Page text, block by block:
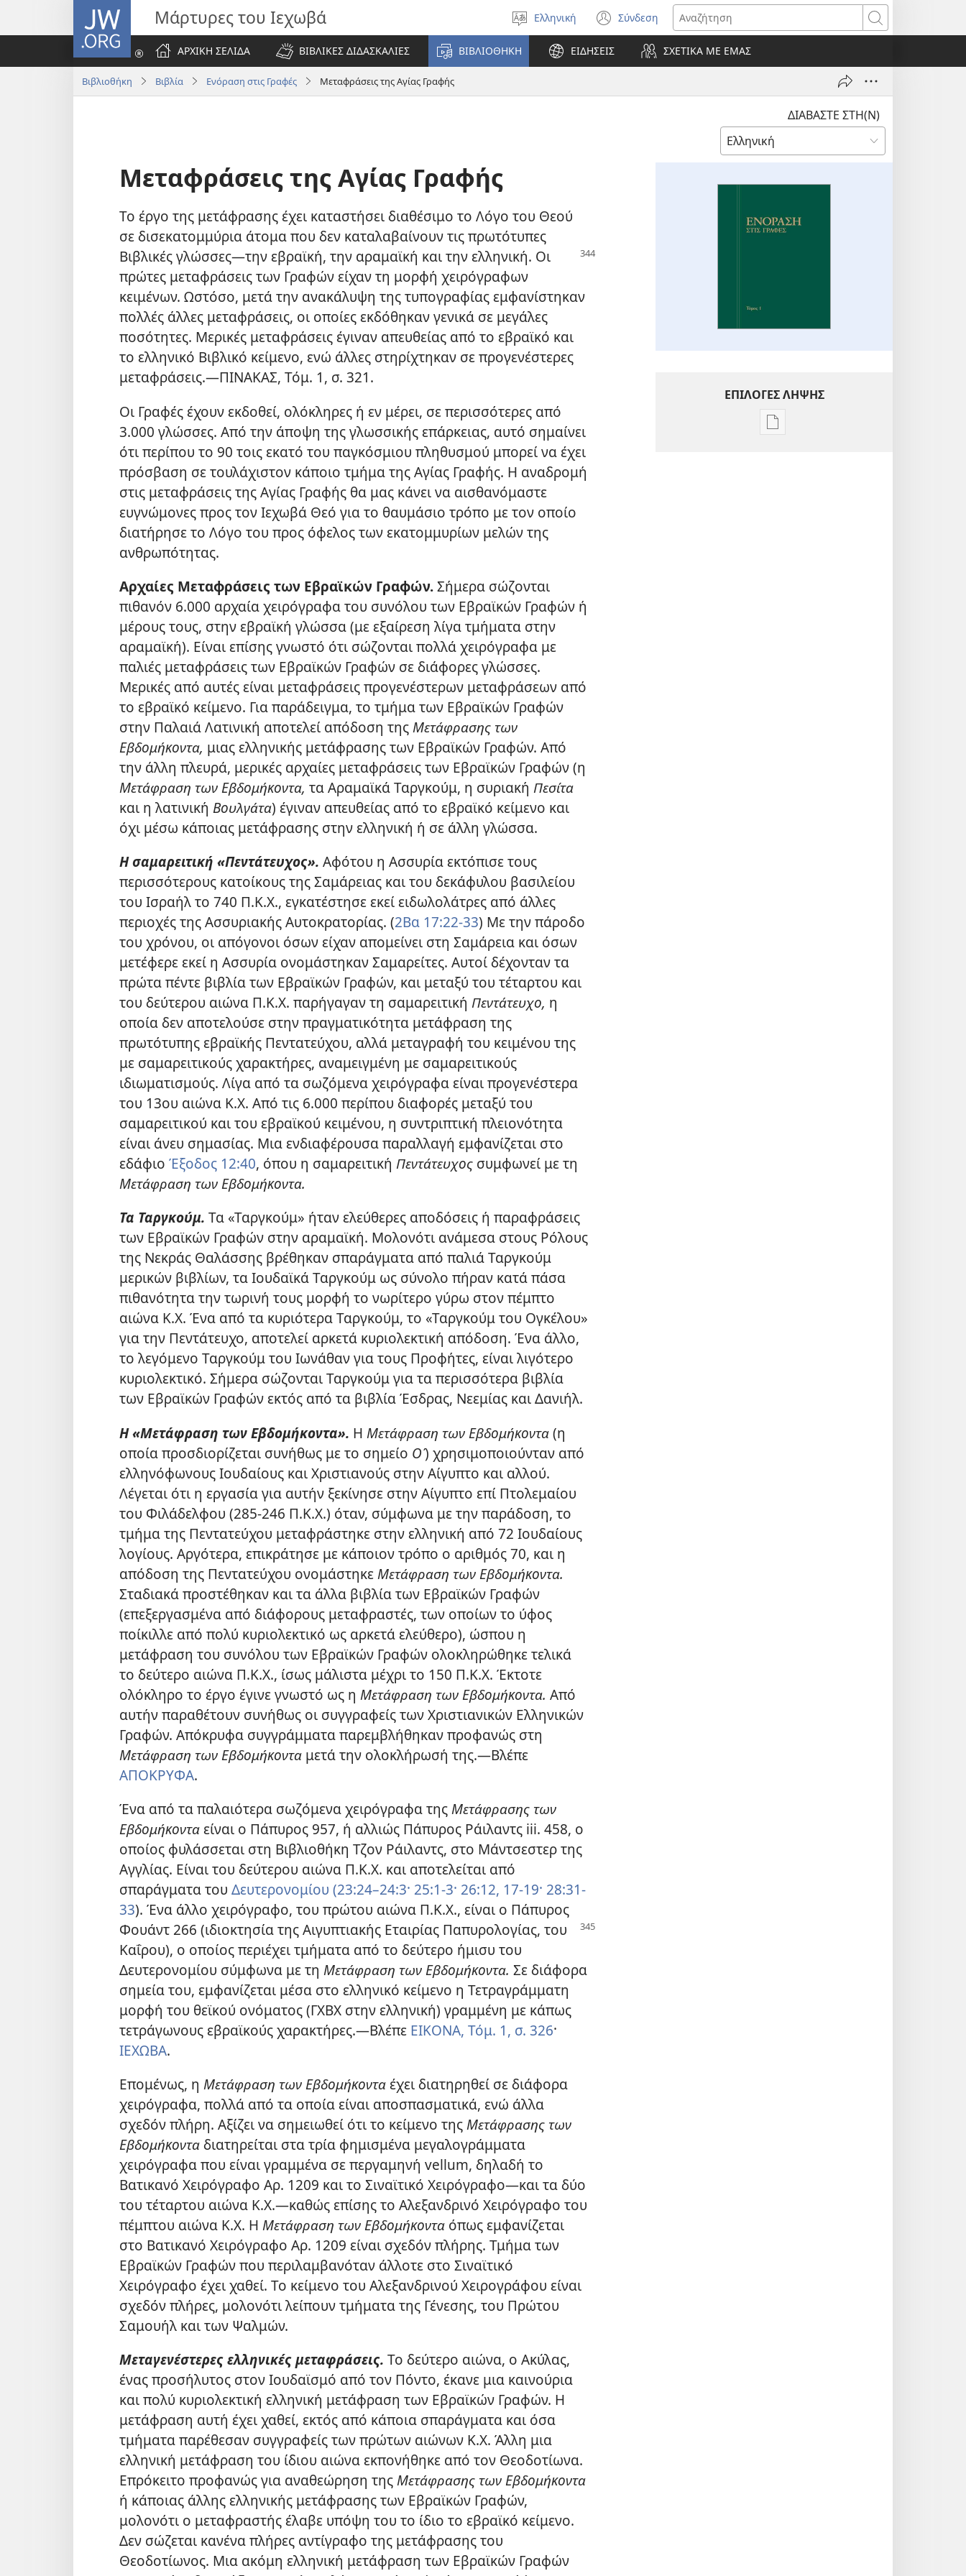
JW.ORG Μάρτυρες του Ιεχωβά
Επιλέξτε
γλώσσα
Ελληνική Σύνδεση
(ανοίγει
νέο
παράθυρο)
Αναζήτηση
ΑΡΧΙΚΗ ΣΕΛΙΔΑ
ΒΙΒΛΙΚΕΣ ΔΙΔΑΣΚΑΛΙΕΣ ΒΙΒΛΙΟΘΗΚΗ ΕΙΔΗΣΕΙΣ ΣΧΕΤΙΚΑ ΜΕ ΕΜΑΣ
Βιβλιοθήκη Βιβλία Ενόραση στις Γραφές Μεταφράσεις της Αγίας Γραφής
ΔΙΑΒΑΣΤΕ ΣΤΗ(Ν)
Μεταφράσεις της Αγίας Γραφής
Το έργο της μετάφρασης έχει καταστήσει διαθέσιμο το Λόγο του Θεού
σε δισεκατομμύρια άτομα που δεν καταλαβαίνουν τις πρωτότυπες
Βιβλικές γλώσσες—την εβραϊκή, την αραμαϊκή και την ελληνική. Οι
πρώτες μεταφράσεις των Γραφών είχαν τη μορφή χειρόγραφων
κειμένων. Ωστόσο, μετά την ανακάλυψη της τυπογραφίας εμφανίστηκαν
πολλές άλλες μεταφράσεις, οι οποίες εκδόθηκαν γενικά σε μεγάλες
ποσότητες. Μερικές μεταφράσεις έγιναν απευθείας από το εβραϊκό και
το ελληνικό Βιβλικό κείμενο, ενώ άλλες στηρίχτηκαν σε προγενέστερες
μεταφράσεις.—ΠΙΝΑΚΑΣ, Τόμ. 1, σ. 321.
Οι Γραφές έχουν εκδοθεί, ολόκληρες ή εν μέρει, σε περισσότερες από
3.000 γλώσσες. Από την άποψη της γλωσσικής επάρκειας, αυτό σημαίνει
ότι περίπου το 90 τοις εκατό του παγκόσμιου πληθυσμού μπορεί να έχει
πρόσβαση σε τουλάχιστον κάποιο τμήμα της Αγίας Γραφής. Η αναδρομή
στις μεταφράσεις της Αγίας Γραφής θα μας κάνει να αισθανόμαστε
ευγνώμονες προς τον Ιεχωβά Θεό για το θαυμάσιο τρόπο με τον οποίο
διατήρησε το Λόγο του προς όφελος των εκατομμυρίων μελών της
ανθρωπότητας.
Αρχαίες Μεταφράσεις των Εβραϊκών Γραφών.Σήμερα σώζονται
πιθανόν 6.000 αρχαία χειρόγραφα του συνόλου των Εβραϊκών Γραφών ή
μέρους τους, στην εβραϊκή γλώσσα (με εξαίρεση λίγα τμήματα στην
αραμαϊκή). Είναι επίσης γνωστό ότι σώζονται πολλά χειρόγραφα με
παλιές μεταφράσεις των Εβραϊκών Γραφών σε διάφορες γλώσσες.
Μερικές από αυτές είναι μεταφράσεις προγενέστερων μεταφράσεων από
το εβραϊκό κείμενο. Για παράδειγμα, το τμήμα των Εβραϊκών Γραφών
στην Παλαιά Λατινική αποτελεί απόδοση τηςΜετάφρασης των
Εβδομήκοντα, μιας ελληνικής μετάφρασης των Εβραϊκών Γραφών. Από
την άλλη πλευρά, μερικές αρχαίες μεταφράσεις των Εβραϊκών Γραφών (η
Μετάφραση των Εβδομήκοντα, τα Αραμαϊκά Ταργκούμ, η συριακή Πεσίτα
και η λατινική Βουλγάτα) έγιναν απευθείας από το εβραϊκό κείμενο και
όχι μέσω κάποιας μετάφρασης στην ελληνική ή σε άλλη γλώσσα.
Η σαμαρειτική «Πεντάτευχος». Αφότου η Ασσυρία εκτόπισε τους
περισσότερους κατοίκους της Σαμάρειας και του δεκάφυλου βασιλείου
του Ισραήλ το 740 Π.Κ.Χ., εγκατέστησε εκεί ειδωλολάτρες από άλλες
περιοχές της Ασσυριακής Αυτοκρατορίας. (2Βα 17:22-33) Με την πάροδο
του χρόνου, οι απόγονοι όσων είχαν απομείνει στη Σαμάρεια και όσων
μετέφερε εκεί η Ασσυρία ονομάστηκαν Σαμαρείτες. Αυτοί δέχονταν τα
πρώτα πέντε βιβλία των Εβραϊκών Γραφών, και μεταξύ του τέταρτου και
του δεύτερου αιώνα Π.Κ.Χ. παρήγαγαν τη σαμαρειτική Πεντάτευχο, η
οποία δεν αποτελούσε στην πραγματικότητα μετάφραση της
πρωτότυπης εβραϊκής Πεντατεύχου, αλλά μεταγραφή του κειμένου της
με σαμαρειτικούς χαρακτήρες, αναμειγμένη με σαμαρειτικούς
ιδιωματισμούς. Λίγα από τα σωζόμενα χειρόγραφα είναι προγενέστερα
του 13ου αιώνα Κ.Χ. Από τις 6.000 περίπου διαφορές μεταξύ του
σαμαρειτικού και του εβραϊκού κειμένου, η συντριπτική πλειονότητα
είναι άνευ σημασίας. Μια ενδιαφέρουσα παραλλαγή εμφανίζεται στο
εδάφιο Έξοδος 12:40, όπου η σαμαρειτική Πεντάτευχος συμφωνεί με τη
Μετάφραση των Εβδομήκοντα.
Τα Ταργκούμ. Τα «Ταργκούμ» ήταν ελεύθερες αποδόσεις ή παραφράσεις
των Εβραϊκών Γραφών στην αραμαϊκή. Μολονότι ανάμεσα στους Ρόλους
της Νεκράς Θαλάσσης βρέθηκαν σπαράγματα από παλιά Ταργκούμ
μερικών βιβλίων, τα Ιουδαϊκά Ταργκούμ ως σύνολο πήραν κατά πάσα
πιθανότητα την τωρινή τους μορφή το νωρίτερο γύρω στον πέμπτο
αιώνα Κ.Χ. Ένα από τα κυριότερα Ταργκούμ, το «Ταργκούμ του Ογκέλου»
για την Πεντάτευχο, αποτελεί αρκετά κυριολεκτική απόδοση. Ένα άλλο,
το λεγόμενο Ταργκούμ του Ιωνάθαν για τους Προφήτες, είναι λιγότερο
κυριολεκτικό. Σήμερα σώζονται Ταργκούμ για τα περισσότερα βιβλία
των Εβραϊκών Γραφών εκτός από τα βιβλία Έσδρας, Νεεμίας και Δανιήλ.
Η «Μετάφραση των Εβδομήκοντα». Η Μετάφραση των Εβδομήκοντα(η
οποία προσδιορίζεται συνήθως με το σημείο Ο΄) χρησιμοποιούνταν από
ελληνόφωνους Ιουδαίους και Χριστιανούς στην Αίγυπτο και αλλού.
Λέγεται ότι η εργασία για αυτήν ξεκίνησε στην Αίγυπτο επί Πτολεμαίου
του Φιλάδελφου (285-246 Π.Κ.Χ.) όταν, σύμφωνα με την παράδοση, το
τμήμα της Πεντατεύχου μεταφράστηκε στην ελληνική από 72 Ιουδαίους
λογίους. Αργότερα, επικράτησε με κάποιον τρόπο ο αριθμός 70, και η
απόδοση της Πεντατεύχου ονομάστηκεΜετάφραση των Εβδομήκοντα.
Σταδιακά προστέθηκαν και τα άλλα βιβλία των Εβραϊκών Γραφών
(επεξεργασμένα από διάφορους μεταφραστές, των οποίων το ύφος
ποίκιλλε από πολύ κυριολεκτικό ως αρκετά ελεύθερο), ώσπου η
μετάφραση του συνόλου των Εβραϊκών Γραφών ολοκληρώθηκε τελικά
το δεύτερο αιώνα Π.Κ.Χ., ίσως μάλιστα μέχρι το 150 Π.Κ.Χ. Έκτοτε
ολόκληρο το έργο έγινε γνωστό ως η Μετάφραση των Εβδομήκοντα. Από
αυτήν παραθέτουν συνήθως οι συγγραφείς των Χριστιανικών Ελληνικών
Γραφών. Απόκρυφα συγγράμματα παρεμβλήθηκαν προφανώς στη
Μετάφραση των Εβδομήκοντα μετά την ολοκλήρωσή της.—Βλέπε
ΑΠΟΚΡΥΦΑ.
Ένα από τα παλαιότερα σωζόμενα χειρόγραφα τηςΜετάφρασης των
Εβδομήκοντα είναι ο Πάπυρος 957, ή αλλιώς Πάπυρος Ράιλαντς iii. 458, ο
οποίος φυλάσσεται στη Βιβλιοθήκη Τζον Ράιλαντς, στο Μάντσεστερ της
Αγγλίας. Είναι του δεύτερου αιώνα Π.Κ.Χ. και αποτελείται από
σπαράγματα του Δευτερονομίου (23:24–24:3· 25:1-3· 26:12, 17-19· 28:31-
33). Ένα άλλο χειρόγραφο, του πρώτου αιώνα Π.Κ.Χ., είναι ο Πάπυρος
Φουάντ 266 (ιδιοκτησία της Αιγυπτιακής Εταιρίας Παπυρολογίας, του
Καΐρου), ο οποίος περιέχει τμήματα από το δεύτερο ήμισυ του
Δευτερονομίου σύμφωνα με τη Μετάφραση των Εβδομήκοντα. Σε διάφορα
σημεία του, εμφανίζεται μέσα στο ελληνικό κείμενο η Τετραγράμματη
μορφή του θεϊκού ονόματος (ΓΧΒΧ στην ελληνική) γραμμένη με κάπως
τετράγωνους εβραϊκούς χαρακτήρες.—Βλέπε ΕΙΚΟΝΑ, Τόμ. 1, σ. 326·
ΙΕΧΩΒΑ.
Επομένως, η Μετάφραση των Εβδομήκοντα έχει διατηρηθεί σε διάφορα
χειρόγραφα, πολλά από τα οποία είναι αποσπασματικά, ενώ άλλα
σχεδόν πλήρη. Αξίζει να σημειωθεί ότι το κείμενο τηςΜετάφρασης των
Εβδομήκονταδιατηρείται στα τρία φημισμένα μεγαλογράμματα
χειρόγραφα που είναι γραμμένα σε περγαμηνή vellum, δηλαδή το
Βατικανό Χειρόγραφο Αρ. 1209 και το Σιναϊτικό Χειρόγραφο—και τα δύο
του τέταρτου αιώνα Κ.Χ.—καθώς επίσης το Αλεξανδρινό Χειρόγραφο του
πέμπτου αιώνα Κ.Χ. Η Μετάφραση των Εβδομήκοντα όπως εμφανίζεται
στο Βατικανό Χειρόγραφο Αρ. 1209 είναι σχεδόν πλήρης. Τμήμα των
Εβραϊκών Γραφών που περιλαμβανόταν άλλοτε στο Σιναϊτικό
Χειρόγραφο έχει χαθεί. Το κείμενο του Αλεξανδρινού Χειρογράφου είναι
σχεδόν πλήρες, μολονότι λείπουν τμήματα της Γένεσης, του Πρώτου
Σαμουήλ και των Ψαλμών.
Μεταγενέστερες ελληνικές μεταφράσεις. Το δεύτερο αιώνα, ο Ακύλας,
ένας προσήλυτος στον Ιουδαϊσμό από τον Πόντο, έκανε μια καινούρια
και πολύ κυριολεκτική ελληνική μετάφραση των Εβραϊκών Γραφών. Η
μετάφραση αυτή έχει χαθεί, εκτός από κάποια σπαράγματα και όσα
τμήματα παρέθεσαν συγγραφείς των πρώτων αιώνων Κ.Χ. Άλλη μια
ελληνική μετάφραση του ίδιου αιώνα εκπονήθηκε από τον Θεοδοτίωνα.
Επρόκειτο προφανώς για αναθεώρηση τηςΜετάφρασης των Εβδομήκοντα
ή κάποιας άλλης ελληνικής μετάφρασης των Εβραϊκών Γραφών,
μολονότι ο μεταφραστής έλαβε υπόψη του το ίδιο το εβραϊκό κείμενο.
Δεν σώζεται κανένα πλήρες αντίγραφο της μετάφρασης του
Θεοδοτίωνος. Μια ακόμη ελληνική μετάφραση των Εβραϊκών Γραφών
ΕΠΙΛΟΓΕΣ ΛΗΨΗΣ
Επιλογές